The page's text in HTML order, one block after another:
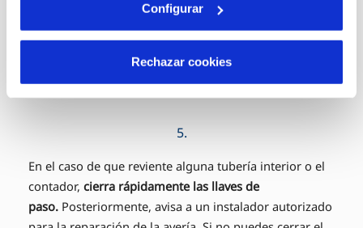
Configurar
Rechazar cookies
5.
En el caso de que reviente alguna tubería interior o el
contador, cierra rápidamente las llaves de
paso. Posteriormente, avisa a un instalador autorizado